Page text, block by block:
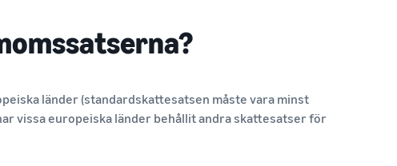
länder (standardskattesatsen måste vara minst
vissa europeiska länder behållit andra skattesatser för